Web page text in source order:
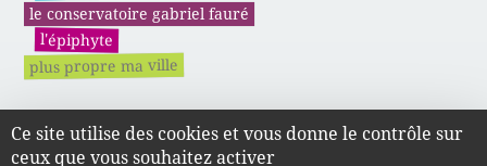
le conservatoire gabriel fauré
l'épiphyte
plus propre ma ville
Actes administratifs du SMAPE
Ce site utilise des cookies et vous donne le contrôle sur
ceux que vous souhaitez activer